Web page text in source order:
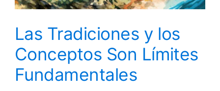
Las Tradiciones y los
Conceptos Son Límites
Fundamentales